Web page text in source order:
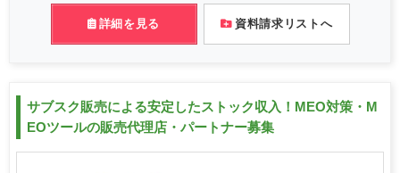
詳細を見る 資料請求リストへ
サブスク販売による安定したストック収入！MEO対策・M
EOツールの販売代理店・パートナー募集